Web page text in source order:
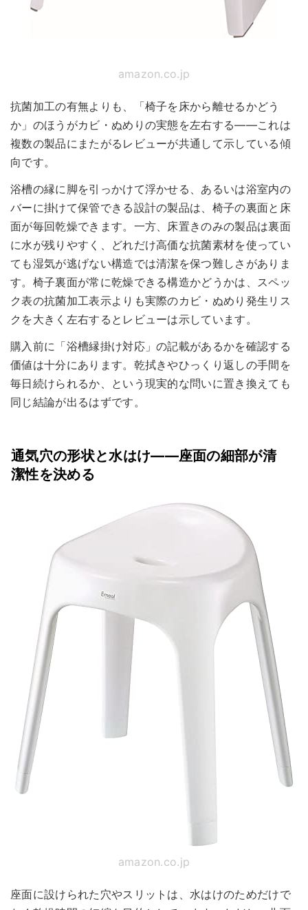
amazon.co.jp
抗菌加工の有無よりも、「椅子を床から離せるかどう
か」のほうがカビ・ぬめりの実態を左右する——これは
複数の製品にまたがるレビューが共通して示している傾
向です。
浴槽の縁に脚を引っかけて浮かせる、あるいは浴室内の
バーに掛けて保管できる設計の製品は、椅子の裏面と床
面が毎回乾燥できます。一方、床置きのみの製品は裏面
に水が残りやすく、どれだけ高価な抗菌素材を使ってい
ても湿気が逃げない構造では清潔を保つ難しさがありま
す。椅子裏面が常に乾燥できる構造かどうかは、スペッ
ク表の抗菌加工表示よりも実際のカビ・ぬめり発生リス
クを大きく左右するとレビューは示しています。
購入前に「浴槽縁掛け対応」の記載があるかを確認する
価値は十分にあります。乾拭きやひっくり返しの手間を
毎日続けられるか、という現実的な問いに置き換えても
同じ結論が出るはずです。
通気穴の形状と水はけ——座面の細部が清
潔性を決める
amazon.co.jp
座面に設けられた穴やスリットは、水はけのためだけで